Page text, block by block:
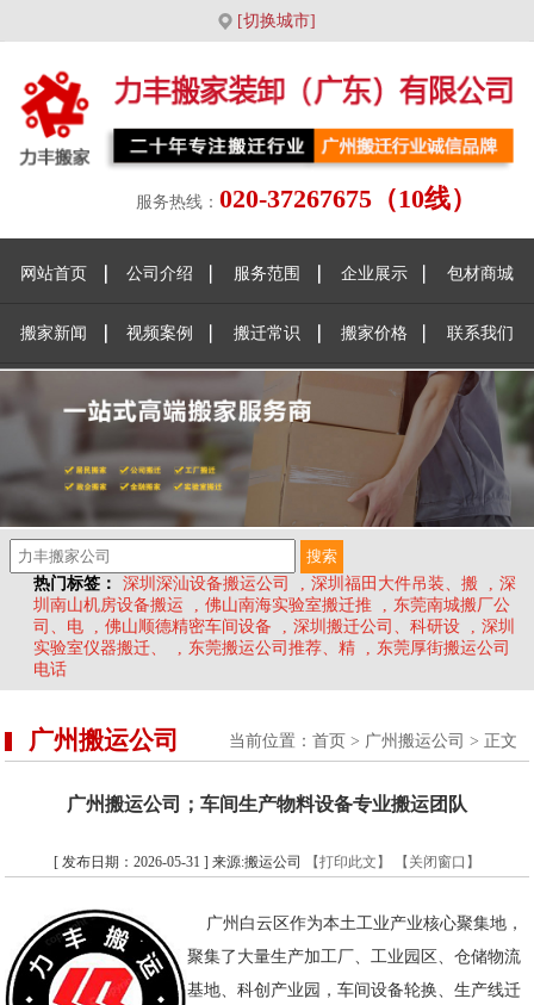
[切换城市]
服务热线： 020-37267675（10线）
网站首页 公司介绍 服务范围 企业展示 包材商城
搬家新闻 视频案例 搬迁常识 搬家价格 联系我们
热门标签： 深圳深汕设备搬运公司 , 深圳福田大件吊装、搬 , 深
圳南山机房设备搬运
, 佛山南海实验室搬迁推 , 东莞南城搬厂公
司、电
, 佛山顺德精密车间设备 , 深圳搬迁公司、科研设 , 深圳
实验室仪器搬迁、
, 东莞搬运公司推荐、精 , 东莞厚街搬运公司
电话
广州搬运公司 当前位置： 首页 > 广州搬运公司 > 正文
广州搬运公司；车间生产物料设备专业搬运团队
[ 发布日期：2026-05-31 ] 来源:搬运公司 【打印此文】 【关闭窗口】
广州白云区作为本土工业产业核心聚集地，
聚集了大量生产加工厂、工业园区、仓储物流
基地、科创产业园，车间设备轮换、生产线迁